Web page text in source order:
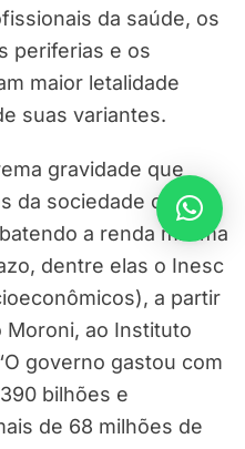
da saúde, os
periferias e os
maior letalidade
suas variantes.
gravidade que
da sociedade civil
a renda mínima
dentre elas o Inesc
a partir
Moroni, ao Instituto
governo gastou com
bilhões e
de 68 milhões de